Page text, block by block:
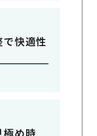
快適性
極め時